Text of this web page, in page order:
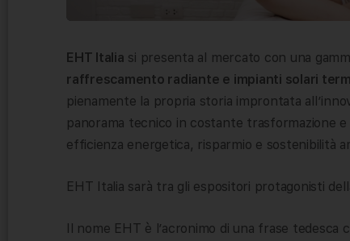
EHT Italia si presenta al mercato con una
raffrescamento radiante e impianti solari
pienamente la propria storia improntata
panorama tecnico in costante trasformazione
efficienza energetica, risparmio e sostenibilità
EHT Italia sarà tra gli espositori protagonisti
Il nome EHT è l’acronimo di una frase tedesca